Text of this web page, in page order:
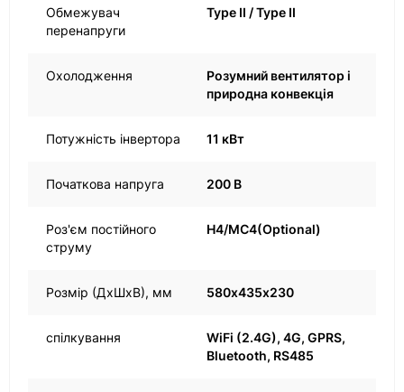
Обмежувач
перенапруги
Type II / Type II
Охолодження
Розумний вентилятор і
природна конвекція
Потужність інвертора 11 кВт
Початкова напруга 200 В
Роз'єм постійного
струму
H4/MC4(Optional)
Розмір (ДхШхВ), мм 580х435х230
спілкування
WiFi (2.4G), 4G, GPRS,
Bluetooth, RS485